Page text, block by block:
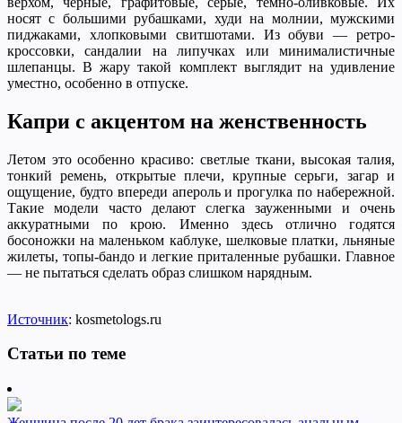
носят с большими рубашками, худи на молнии, мужскими
пиджаками, хлопковыми свитшотами. Из обуви — ретро-
кроссовки, сандалии на липучках или минималистичные
шлепанцы. В жару такой комплект выглядит на удивление
уместно, особенно в отпуске.
Капри с акцентом на женственность
Летом это особенно красиво: светлые ткани, высокая талия,
тонкий ремень, открытые плечи, крупные серьги, загар и
ощущение, будто впереди апероль и прогулка по набережной.
Такие модели часто делают слегка зауженными и очень
аккуратными по крою. Именно здесь отлично годятся
босоножки на маленьком каблуке, шелковые платки, льняные
жилеты, топы-бандо и легкие приталенные рубашки. Главное
— не пытаться сделать образ слишком нарядным.
Источник: kosmetologs.ru
Статьи по теме